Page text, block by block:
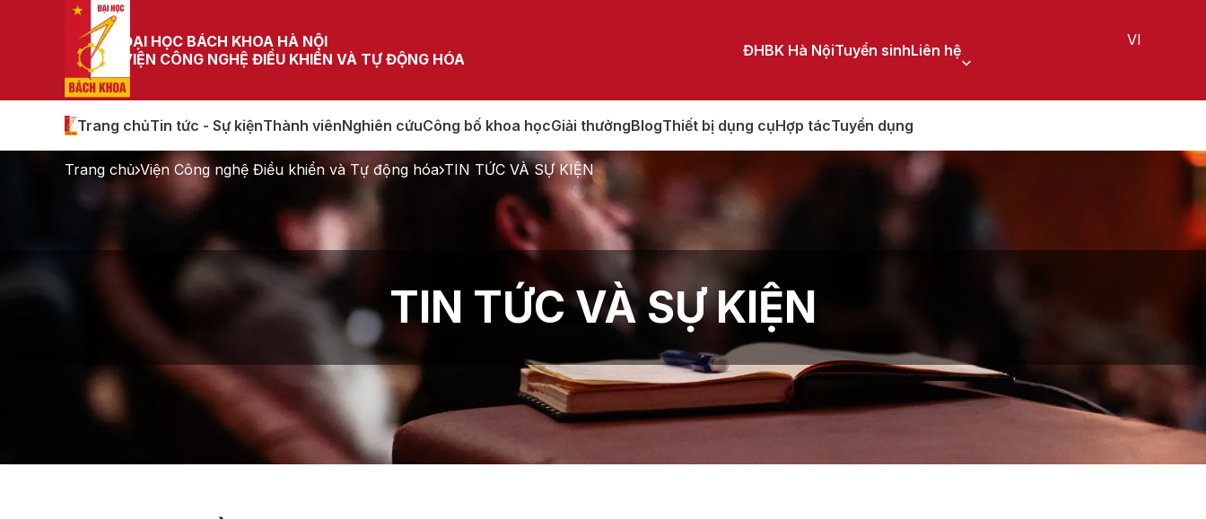
ĐẠI HỌC BÁCH KHOA HÀ NỘI
VIỆN CÔNG NGHỆ ĐIỀU KHIỂN VÀ TỰ ĐỘNG HÓA
ĐHBK Hà NộiTuyển sinhLiên hệ
VI
Trang chủTin tức - Sự kiệnThành viênNghiên cứuCông bố khoa họcGiải thưởngBlogThiết bị dụng cụHợp tácTuyển dụng
TIN TỨC VÀ SỰ KIỆN
Trang chủ Viện Công nghệ Điều khiển và Tự động hóa TIN TỨC VÀ SỰ KIỆN